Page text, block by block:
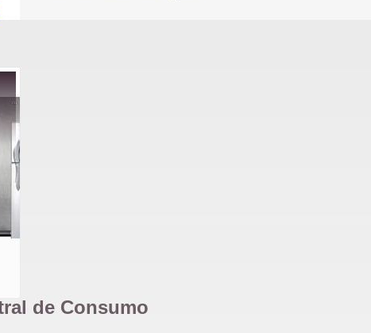
de Consumo